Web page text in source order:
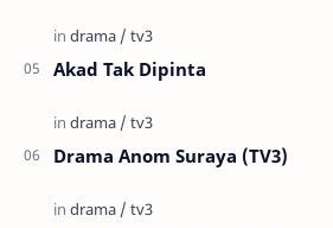
Akad Tak Dipinta
Drama Anom Suraya (TV3)